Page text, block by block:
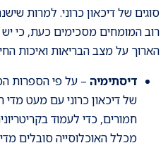
סוגים של דיכאון כרוני. למרות
רוב המומחים מסכימים כעת, כי
הארוך על מצב הבריאות ואיכות
דיסתימיה – על פי הספרות
של דיכאון כרוני עם מעט
מכלל האוכלוסייה סובלים